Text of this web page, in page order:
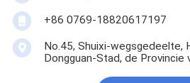
Luchtfilter Productiemachine
+86 0769-18820617197
No.45, Shuixi-wegsgedeelte,
Dongguan-Stad, de Provincie